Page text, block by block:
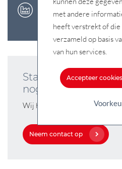
Start uw verbeter-
nog
Wij helpen u graag verder
Neem contact op
met andere
heeft verstrekt of die
verzameld op basis
van hun services.
Accepteer cookies